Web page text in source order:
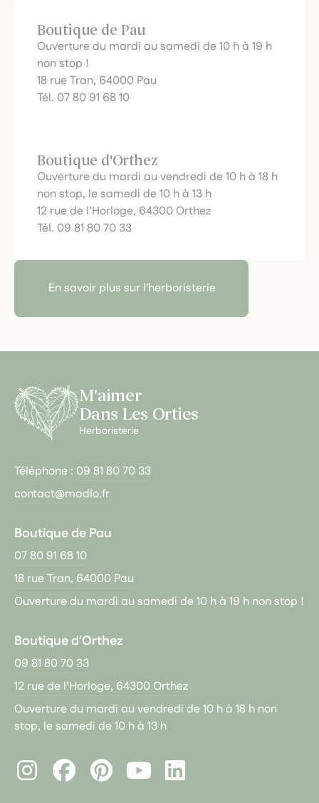
Boutique de Pau
Ouverture du mardi au samedi de 10 h à 19 h
non stop !
18 rue Tran, 64000 Pau
Tél. 07 80 91 68 10
Boutique d'Orthez
Ouverture du mardi au vendredi de 10 h à 18 h
non stop, le samedi de 10 h à 13 h
12 rue de l’Horloge, 64300 Orthez
Tél. 09 81 80 70 33
En savoir plus sur l'herboristerie
M'aimer
Dans Les Orties
Herboristerie
Téléphone : 09 81 80 70 33
contact@madlo.fr
Boutique de Pau
07 80 91 68 10
18 rue Tran, 64000 Pau
Ouverture du mardi au samedi de 10 h à 19 h non stop !
Boutique d'Orthez
09 81 80 70 33
12 rue de l’Horloge, 64300 Orthez
Ouverture du mardi au vendredi de 10 h à 18 h non
stop, le samedi de 10 h à 13 h
InstagramFacebookPinterest
LinkedIn